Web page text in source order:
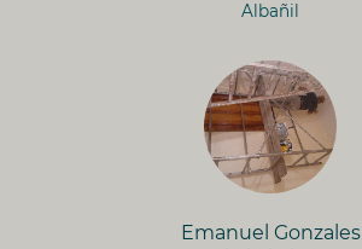
Albañil
Emanuel Gonzales